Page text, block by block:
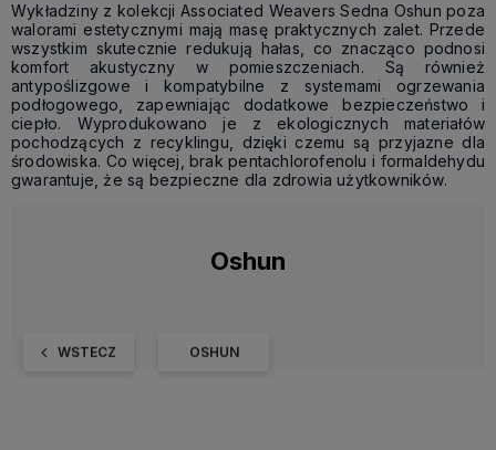
Wykładziny z kolekcji Associated Weavers Sedna Oshun poza
walorami estetycznymi mają masę praktycznych zalet. Przede
wszystkim skutecznie redukują hałas, co znacząco podnosi
komfort akustyczny w pomieszczeniach. Są również
antypoślizgowe i kompatybilne z systemami ogrzewania
podłogowego, zapewniając dodatkowe bezpieczeństwo i
ciepło. Wyprodukowano je z ekologicznych materiałów
pochodzących z recyklingu, dzięki czemu są przyjazne dla
środowiska. Co więcej, brak pentachlorofenolu i formaldehydu
gwarantuje, że są bezpieczne dla zdrowia użytkowników.
Oshun
WSTECZ OSHUN